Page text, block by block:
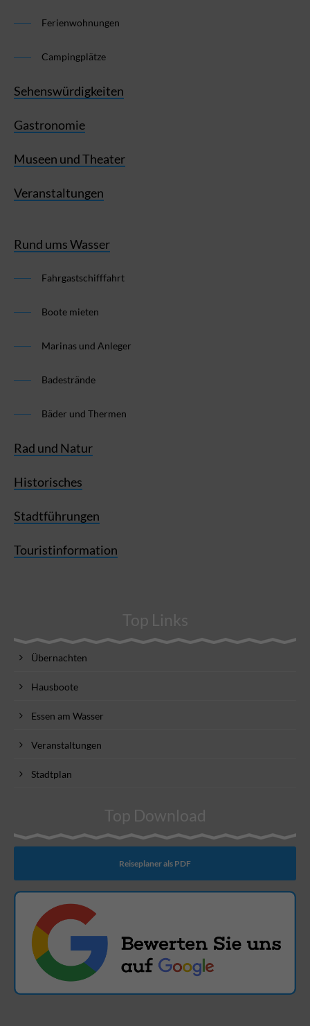
Ferienwohnungen
Campingplätze
Sehenswürdigkeiten
Gastronomie
Museen und Theater
Veranstaltungen
Rund ums Wasser
Fahrgastschifffahrt
Boote mieten
Marinas und Anleger
Badestrände
Bäder und Thermen
Rad und Natur
Historisches
Stadtführungen
Touristinformation
Top Links
Übernachten
Hausboote
Essen am Wasser
Veranstaltungen
Stadtplan
Top Download
Reiseplaner als PDF